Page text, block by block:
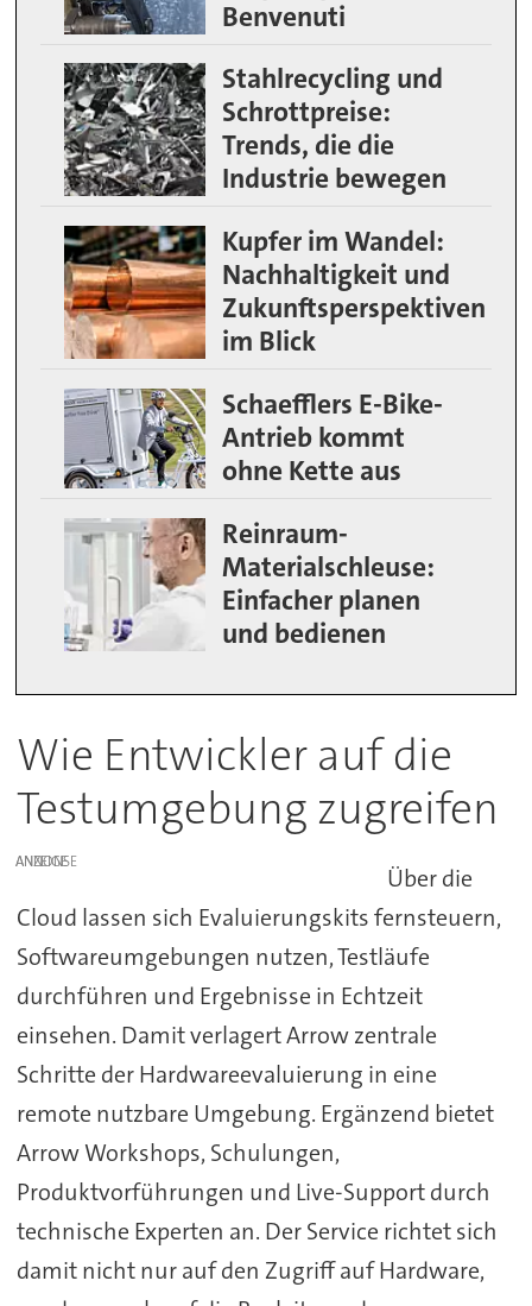
Benvenuti
Stahlrecycling und
Schrottpreise:
Trends, die die
Industrie bewegen
Kupfer im Wandel:
Nachhaltigkeit und
Zukunftsperspektiven
im Blick
Schaefflers E-Bike-
Antrieb kommt
ohne Kette aus
Reinraum-
Materialschleuse:
Einfacher planen
und bedienen
Wie Entwickler auf die
Testumgebung zugreifen
ANZEIGE
Über die
Cloud lassen sich Evaluierungskits fernsteuern,
Softwareumgebungen nutzen, Testläufe
durchführen und Ergebnisse in Echtzeit
einsehen. Damit verlagert Arrow zentrale
Schritte der Hardwareevaluierung in eine
remote nutzbare Umgebung. Ergänzend bietet
Arrow Workshops, Schulungen,
Produktvorführungen und Live-Support durch
technische Experten an. Der Service richtet sich
damit nicht nur auf den Zugriff auf Hardware,